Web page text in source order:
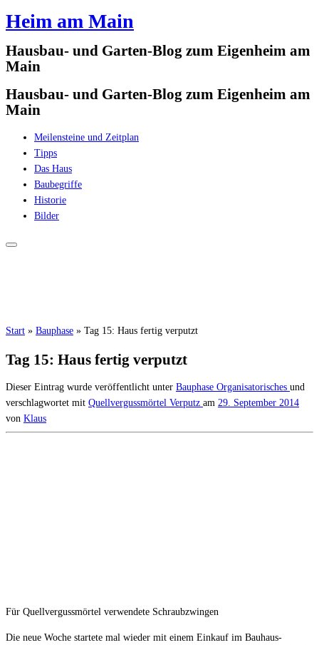
Zum
springen
Heim am Main
Hausbau- und Garten-Blog zum Eigenheim am
Main
Hausbau- und Garten-Blog zum Eigenheim am
Main
Meilensteine und Zeitplan
Tipps
Das Haus
Baubegriffe
Historie
Bilder
Start » Bauphase » Tag 15: Haus fertig verputzt
Tag 15: Haus fertig verputzt
Dieser Eintrag wurde veröffentlicht unter Bauphase Organisatorisches und
verschlagwortet mit Quellvergussmörtel Verputz am 29. September 2014
von Klaus
Für Quellvergussmörtel verwendete Schraubzwingen
Die neue Woche startete mal wieder mit einem Einkauf im Bauhaus-